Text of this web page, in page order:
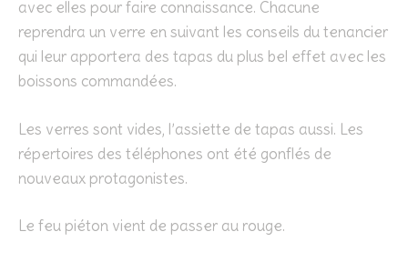
avec elles pour faire connaissance. Chacune
reprendra un verre en suivant les conseils du tenancier
qui leur apportera des tapas du plus bel effet avec les
boissons commandées.
Les verres sont vides, l’assiette de tapas aussi. Les
répertoires des téléphones ont été gonflés de
nouveaux protagonistes.
Le feu piéton vient de passer au rouge.